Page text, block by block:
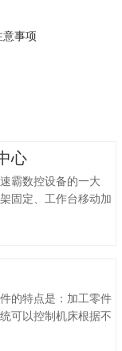
事项
心
霸数控设备的一大
固定、工作台移动加
工工艺、铣削.镗削.
加工功能。五轴型材
天.轨道交通.风电.游
型.绝缘材料等行
要快速提供合理的配
字化的工业铝加工设
厚。此外，新五岳五
的特点是：加工零件
可以控制机床根据不
换刀具；自动改变机